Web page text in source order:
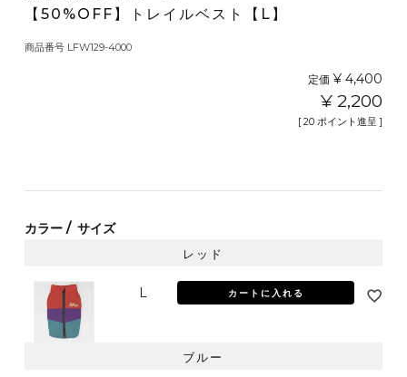
【50%OFF】トレイルベスト【L】
商品番号 LFW129-4000
定価 ¥ 4,400
¥ 2,200
[ 20 ポイント進呈 ]
カラー サイズ
レッド
L カートに入れる
ブルー